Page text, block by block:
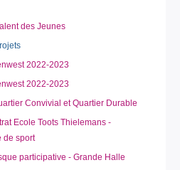
des Jeunes
2022-2023
2022-2023
Convivial et Quartier Durable
Ecole Toots Thielemans -
de sport
participative - Grande Halle